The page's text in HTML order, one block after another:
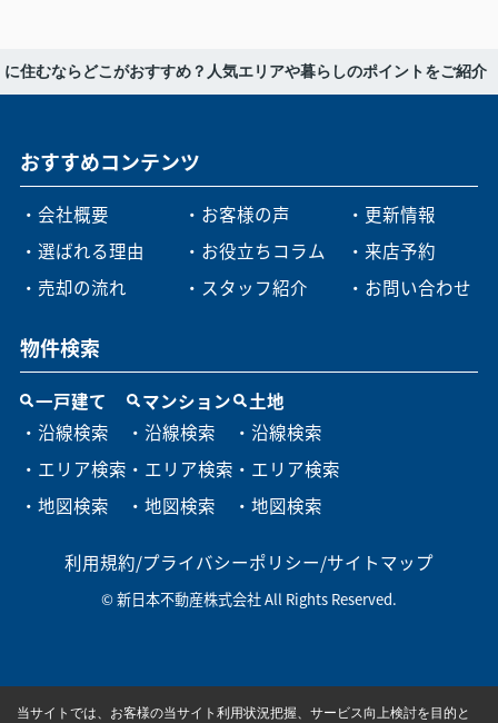
住むならどこがおすすめ？人気エリアや暮らしのポイントをご紹介
おすすめコンテンツ
・会社概要
・選ばれる理由
・売却の流れ
・お客様の声
・お役立ちコラム
・スタッフ紹介
・更新情報
・来店予約
・お問い合わせ
物件検索
一戸建て
・沿線検索
・エリア検索
・地図検索
マンション
・沿線検索
・エリア検索
・地図検索
土地
・沿線検索
・エリア検索
・地図検索
利用規約/プライバシーポリシー/サイトマップ
© 新日本不動産株式会社 All Rights Reserved.
当サイトでは、お客様の当サイト利用状況把握、サービス向上検討を目的と